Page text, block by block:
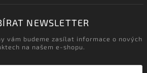
NEWSLETTER
vám budeme zasílat informace o nových
na našem e-shopu.